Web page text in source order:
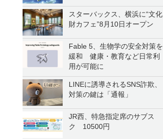
スターバックス、横浜に“文化
財カフェ”8月10日オープン
Fable 5、生物学の安全対策を
緩和 健康・教育など日常利
用が可能に
LINEに誘導されるSNS詐欺、
対策の鍵は「通報」
JR西、特急指定席のサブス
ク 10500円